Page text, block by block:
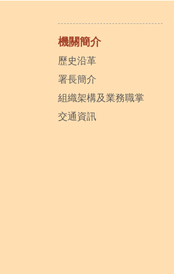
機關簡介
歷史沿革
署長簡介
組織架構及業務職掌
交通資訊